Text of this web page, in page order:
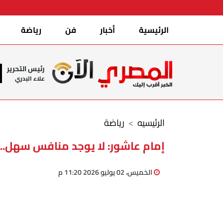
الرئيسية أخبار فن رياضة
رئيس التحرير
علاء البدري
رياضة الرئيسيه
إمام عاشور: لا يوجد منافس سهل..
الخميس، 02 يوليو 2026 11:20 م